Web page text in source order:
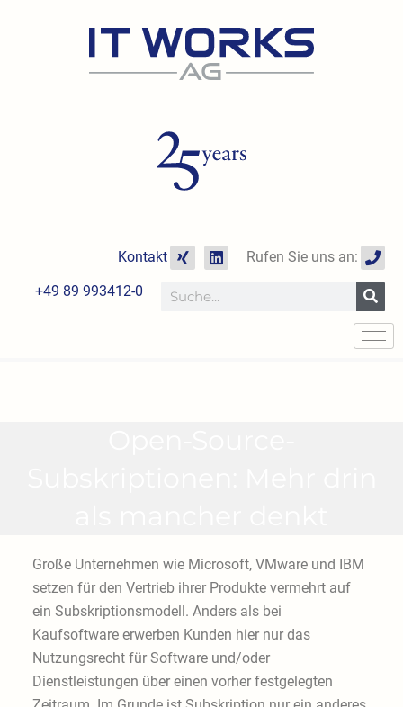
Kontakt
X
i
g
L
i
k
Rufen Sie uns an:
P
h
o
n
e
+49 89 993412-0 Suche
Große Unternehmen wie Microsoft, VMware und IBM
setzen für den Vertrieb ihrer Produkte vermehrt auf
ein Subskriptionsmodell. Anders als bei
Kaufsoftware erwerben Kunden hier nur das
Nutzungsrecht für Software und/oder
Dienstleistungen über einen vorher festgelegten